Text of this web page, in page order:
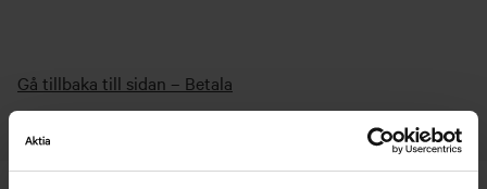
Gå tillbaka till sidan – Betala